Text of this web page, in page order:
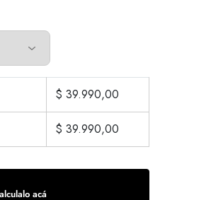
$ 39.990,00
$ 39.990,00
acá